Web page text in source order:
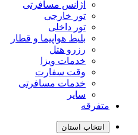
آژانس مسافرتی
تور خارجی
تور داخلی
بلیط هواپیما و قطار
رزرو هتل
خدمات ویزا
وقت سفارت
خدمات مسافرتی
سایر
متفرقه
انتخاب استان